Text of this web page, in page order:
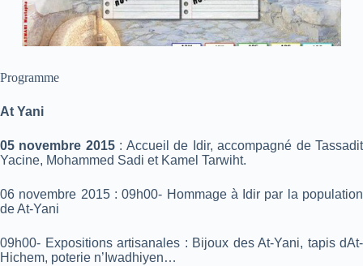
Programme
At Yani
05 novembre 2015: Accueil de Idir, accompagné de Tassadit
Yacine, Mohammed Sadi et Kamel Tarwiht.
06 novembre 2015 : 09h00- Hommage à Idir par la population
de At-Yani
09h00- Expositions artisanales : Bijoux des At-Yani, tapis dAt-
Hichem, poterie n’Iwadhiyen…